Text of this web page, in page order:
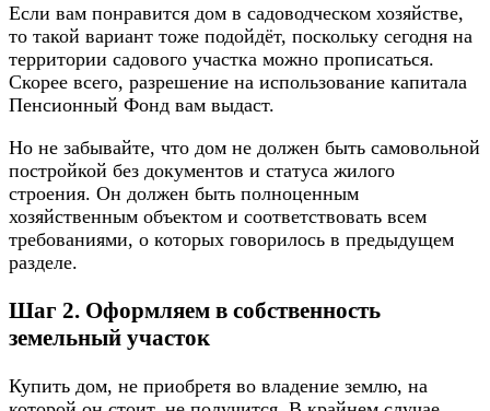
Если вам понравится дом в садоводческом хозяйстве,
то такой вариант тоже подойдёт, поскольку сегодня на
территории садового участка можно прописаться.
Скорее всего, разрешение на использование капитала
Пенсионный Фонд вам выдаст.
Но не забывайте, что дом не должен быть самовольной
постройкой без документов и статуса жилого
строения. Он должен быть полноценным
хозяйственным объектом и соответствовать всем
требованиями, о которых говорилось в предыдущем
разделе.
Шаг 2. Оформляем в собственность
земельный участок
Купить дом, не приобретя во владение землю, на